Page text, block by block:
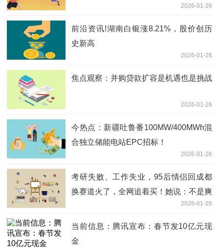
2026-01-26
前沿资讯!湖南白银涨8.21%，股价创历
史新高
2026-01-26
焦点观察：并购贷款扩容是机遇也是挑战
2026-01-26
今热点：新疆吐鲁番100MW/400MWh混
合独立储能电站EPC招标！
2026-01-26
考研失败、工作失业，95后情侣回成都
换赛道火了，全网追着买！她说：不是爽
2026-01-26
当前信息：腾讯宣布：春节发10亿元现
金